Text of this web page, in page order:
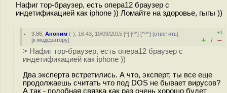
Нафиг тор-браузер, есть опера12 браузер с
индетификацией как iphone )) Ломайте на здоровье, гыгы ))
3.86 ,Аноним (-), 16:43, 10/09/2015 [^] [^^] [^^^] [ответить]
[к модератору]
+1
+ / –
> Нафиг тор-браузер, есть опера12 браузер с
индетификацией как iphone ))
Два эксперта встретились. А что, эксперт, ты все еще
продолжаешь считать что под DOS не бывает вирусов?
А так - подобная связка как раз очень хорошо будет